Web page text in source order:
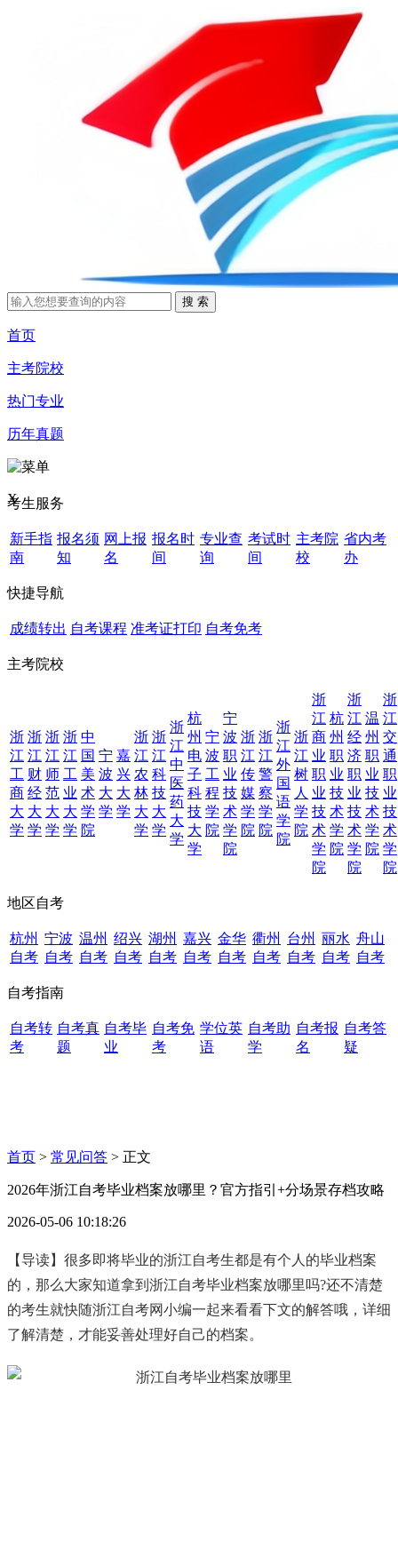
首页
主考院校
热门专业
历年真题
X
考生服务
新手指
南
报名须
知
网上报
名
报名时
间
专业查
询
考试时
间
主考院
校
省内考
办
快捷导航
成绩转出 自考课程 准考证打印 自考免考
主考院校
浙
江
工
商
大
学
浙
江
财
经
大
学
浙
江
师
范
大
学
浙
江
工
业
大
学
中
国
美
术
学
院
宁
波
大
学
嘉
兴
大
学
浙
江
农
林
大
学
浙
江
科
技
大
学
浙
江
中
医
药
大
学
杭
州
电
子
科
技
大
学
宁
波
工
程
学
院
宁
波
职
业
技
术
学
院
浙
江
传
媒
学
院
浙
江
警
察
学
院
浙
江
外
国
语
学
院
浙
江
树
人
学
院
浙
江
商
业
职
业
技
术
学
院
杭
州
职
业
技
术
学
院
浙
江
经
济
职
业
技
术
学
院
温
州
职
业
技
术
学
院
浙
江
交
通
职
业
技
术
学
院
地区自考
杭州
自考
宁波
自考
温州
自考
绍兴
自考
湖州
自考
嘉兴
自考
金华
自考
衢州
自考
台州
自考
丽水
自考
舟山
自考
自考指南
自考转
考
自考真
题
自考毕
业
自考免
考
学位英
语
自考助
学
自考报
名
自考答
疑
首页 > 常见问答 > 正文
2026年浙江自考毕业档案放哪里？官方指引+分场景存档攻略
2026-05-06 10:18:26
【导读】很多即将毕业的浙江自考生都是有个人的毕业档案
的，那么大家知道拿到浙江自考毕业档案放哪里吗?还不清楚
的考生就快随浙江自考网小编一起来看看下文的解答哦，详细
了解清楚，才能妥善处理好自己的档案。